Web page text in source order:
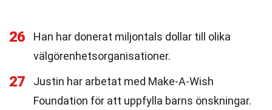
26
Han har donerat miljontals dollar till olika
välgörenhetsorganisationer.
27
Justin har arbetat med Make-A-Wish
Foundation för att uppfylla barns önskningar.